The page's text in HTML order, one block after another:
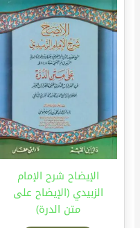
الإيضاح شرح الإمام
الزبيدي (الإيضاح على
متن الدرة)